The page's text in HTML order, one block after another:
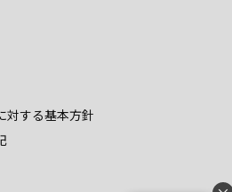
対する基本方針